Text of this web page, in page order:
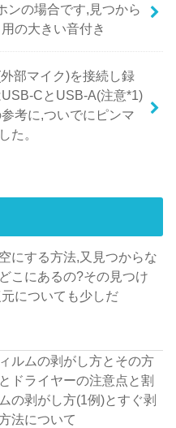
ンの場合です,見つから
の大きい音付き
部マイク)を接続し録
CとUSB-A(注意*1)
考に,ついでにピンマ
た。
にする方法,又見つからな
こにあるの?その見つけ
についても少しだ
ルムの剥がし方とその方
ドライヤーの注意点と割
の剥がし方(1例)とすぐ剥
法について